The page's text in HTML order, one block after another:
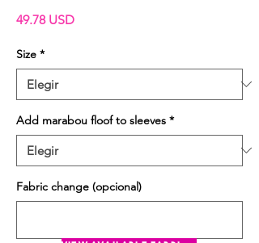
49.78 USDPrecio
Size *
Add marabou floof to sleeves *
Fabric change (opcional)